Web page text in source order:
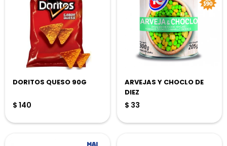
DORITOS QUESO 90G
$ 140
ARVEJAS Y CHOCLO DE
DIEZ
$ 33